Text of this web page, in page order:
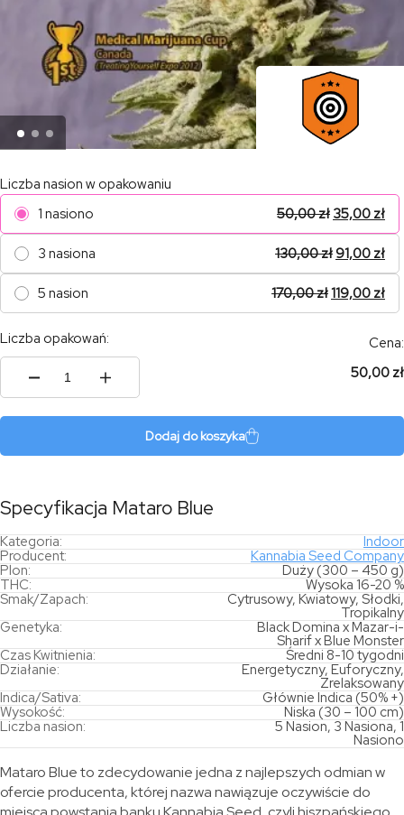
Liczba nasion w opakowaniu
1 nasiono
50,00zł 35,00 zł
3 nasiona 130,00zł91,00 zł
5 nasion 170,00zł119,00 zł
Liczba opakowań:
ilość
Cena:
50,00 zł
Dodaj do koszyka
Specyfikacja Mataro Blue
Kategoria:
Indoor
Producent:
Kannabia Seed Company
Plon:
Duży (300 – 450 g)
THC:
Wysoka 16-20 %
Smak/Zapach:
Cytrusowy, Kwiatowy, Słodki,
Tropikalny
Genetyka:
Black Domina x Mazar-i-
Sharif x Blue Monster
Czas Kwitnienia:
Średni 8-10 tygodni
Działanie:
Energetyczny, Euforyczny,
Zrelaksowany
Indica/Sativa:
Głównie Indica (50% +)
Wysokość:
Niska (30 – 100 cm)
Liczba nasion:
5 Nasion, 3 Nasiona, 1
Nasiono
Mataro Blue to zdecydowanie jedna z najlepszych odmian w
ofercie producenta, której nazwa nawiązuje oczywiście do